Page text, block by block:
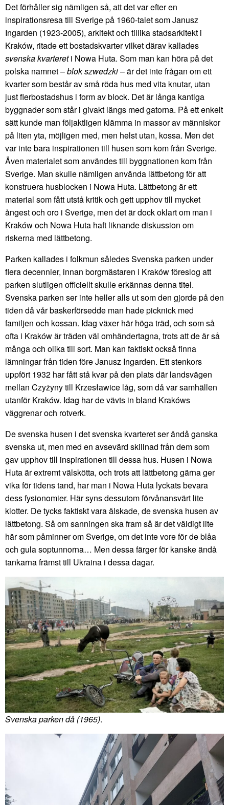
Det förhåller sig nämligen så, att det var efter en
inspirationsresa till Sverige på 1960-talet som Janusz
Ingarden (1923-2005), arkitekt och tillika stadsarkitekt i
Kraków, ritade ett bostadskvarter vilket därav kallades
svenska kvartereti Nowa Huta. Som man kan höra på det
polska namnet –blok szwedzki– är det inte frågan om ett
kvarter som består av små röda hus med vita knutar, utan
just flerbostadshus i form av block. Det är långa kantiga
byggnader som står i givakt längs med gatorna. På ett enkelt
sätt kunde man följaktligen klämma in massor av människor
på liten yta, möjligen med, men helst utan, kossa. Men det
var inte bara inspirationen till husen som kom från Sverige.
Även materialet som användes till byggnationen kom från
Sverige. Man skulle nämligen använda lättbetong för att
konstruera husblocken i Nowa Huta. Lättbetong är ett
material som fått utstå kritik och gett upphov till mycket
ångest och oro i Sverige, men det är dock oklart om man i
Kraków och Nowa Huta haft liknande diskussion om
riskerna med lättbetong.
Parken kallades i folkmun således Svenska parken under
flera decennier, innan borgmästaren i Kraków föreslog att
parken slutligen officiellt skulle erkännas denna titel.
Svenska parken ser inte heller alls ut som den gjorde på den
tiden då vår baskerförsedde man hade picknick med
familjen och kossan. Idag växer här höga träd, och som så
ofta i Kraków är träden väl omhändertagna, trots att de är så
många och olika till sort. Man kan faktiskt också finna
lämningar från tiden före Janusz Ingarden. Ett stenkors
uppfört 1932 har fått stå kvar på den plats där landsvägen
mellan Czyżyny till Krzesławice låg, som då var samhällen
utanför Kraków. Idag har de vävts in bland Krakóws
väggrenar och rotverk.
De svenska husen i det svenska kvarteret ser ändå ganska
svenska ut, men med en avsevärd skillnad från dem som
gav upphov till inspirationen till dessa hus. Husen i Nowa
Huta är extremt välskötta, och trots att lättbetong gärna ger
vika för tidens tand, har man i Nowa Huta lyckats bevara
dess fysionomier. Här syns dessutom förvånansvärt lite
klotter. De tycks faktiskt vara älskade, de svenska husen av
lättbetong. Så om sanningen ska fram så är det väldigt lite
här som påminner om Sverige, om det inte vore för de blåa
och gula soptunnorna… Men dessa färger för kanske ändå
tankarna främst till Ukraina i dessa dagar.
Svenska parken då (1965).